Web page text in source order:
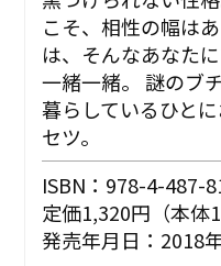
こそ、相性の幅は
は、そんなあなた
一緒一緒。 謎のブ
暮らしているひと
セツ。
ISBN：978-4-487-
定価1,320円（本体
発売年月日：2018